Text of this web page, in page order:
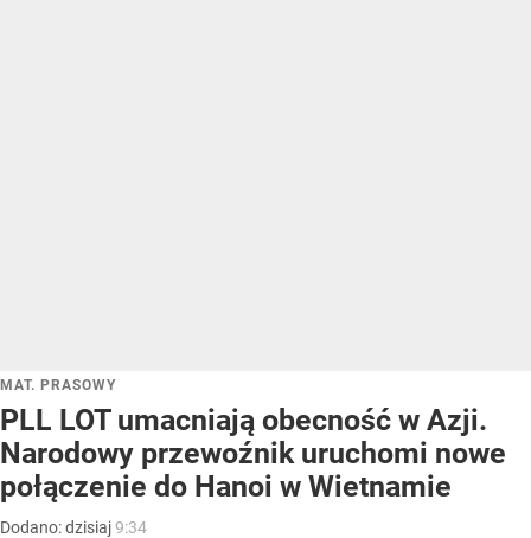
MAT. PRASOWY
PLL LOT umacniają obecność w Azji.
Narodowy przewoźnik uruchomi nowe
połączenie do Hanoi w Wietnamie
Dodano:dzisiaj9:34